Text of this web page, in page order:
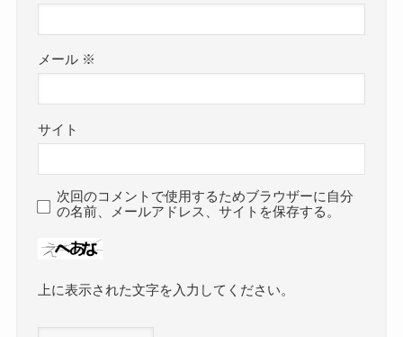
メール ※
サイト
次回のコメントで使用するためブラウザーに自分
の名前、メールアドレス、サイトを保存する。
上に表示された文字を入力してください。